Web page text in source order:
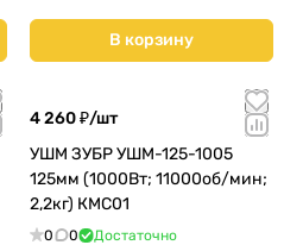
В корзину
4 260 ₽/шт
УШМ ЗУБР УШМ-125-1005
125мм (1000Вт; 11000об/мин;
2,2кг) КМС01
0 0 Достаточно